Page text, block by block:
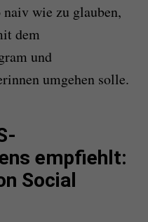
naiv wie zu glauben,
dem
und
umgehen solle.
empfiehlt:
Social